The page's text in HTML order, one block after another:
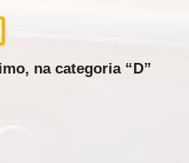
na categoria “D”